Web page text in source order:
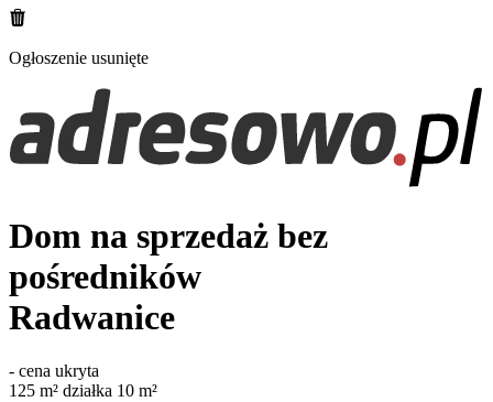
Ogłoszenie usunięte
Dom na sprzedaż bez
pośredników
Radwanice
- cena ukryta
125 m² działka 10 m²